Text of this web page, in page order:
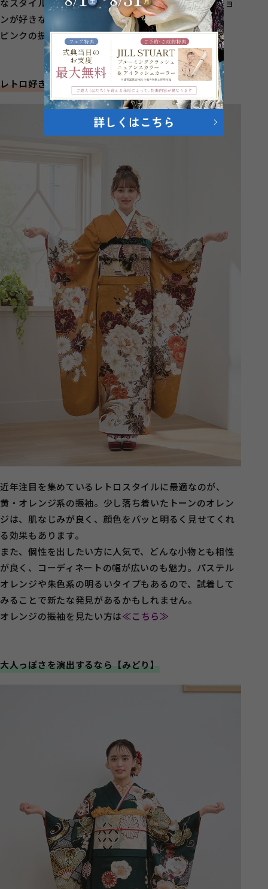
なスタイルにも挑戦できます。かわいい系のファッショ
ンが好きな方に特に人気のカラーです。
ピンクの振袖を見たい方は≪こちら≫
レトロ好きにぴったり【黄・オレンジ】
近年注目を集めているレトロスタイルに最適なのが、
黄・オレンジ系の振袖。少し落ち着いたトーンのオレン
ジは、肌なじみが良く、顔色をパッと明るく見せてくれ
る効果もあります。
また、個性を出したい方に人気で、どんな小物とも相性
が良く、コーディネートの幅が広いのも魅力。パステル
オレンジや朱色系の明るいタイプもあるので、試着して
みることで新たな発見があるかもしれません。
オレンジの振袖を見たい方は≪こちら≫
大人っぽさを演出するなら【みどり】